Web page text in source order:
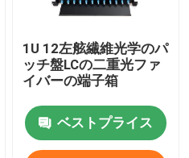
1U 12左舷繊維光学のパ
ッチ盤LCの二重光ファ
イバーの端子箱
ベストプライス